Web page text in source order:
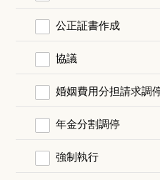
公正証書作成
協議
婚姻費用分担請求調
年金分割調停
強制執行